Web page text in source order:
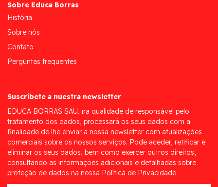
Sobre Educa Borras
História
Sobre nós
Contato
Perguntas frequentes
Suscríbete a nuestra newsletter
EDUCA BORRAS SAU, na qualidade de responsável pelo
tratamento dos dados, processará os seus dados com a
finalidade de lhe enviar a nossa newsletter com atualizações
comerciais sobre os nossos serviços. Pode aceder, retificar e
eliminar os seus dados, bem como exercer outros direitos,
consultando as informações adicionais e detalhadas sobre
proteção de dados na nossa Política de Privacidade.